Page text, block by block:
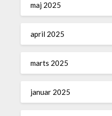
maj 2025
april 2025
marts 2025
januar 2025